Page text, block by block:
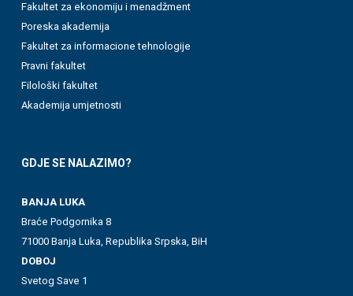
Fakultet za ekonomiju i menadžment
Poreska akademija
Fakultet za informacione tehnologije
Pravni fakultet
Filološki fakultet
Akademija umjetnosti
GDJE SE NALAZIMO?
BANJA LUKA
Braće Podgornika 8
71000 Banja Luka, Republika Srpska, BiH
DOBOJ
Svetog Save 1